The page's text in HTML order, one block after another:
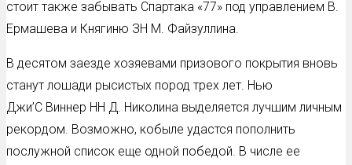
стоит также забывать Спартака «77» под управлением В.
Ермашева и Княгиню ЗН М. Файзуллина.
В десятом заезде хозяевами призового покрытия вновь
станут лошади рысистых пород трех лет. Нью
Джи’С Виннер НН Д. Николина выделяется лучшим личным
рекордом. Возможно, кобыле удастся пополнить
послужной список еще одной победой. В числе ее